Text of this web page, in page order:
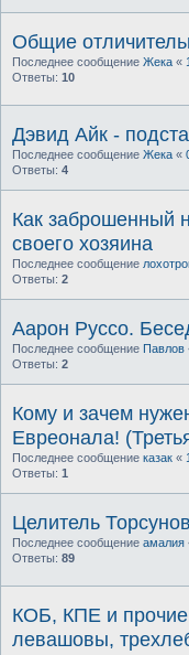
Общие
Последнее сообщение Жека «
Ответы: 10
Дэвид Айк -
Последнее сообщение Жека «
Ответы: 4
Как заброшенный
своего хозяина
Последнее сообщение
Ответы: 2
Аарон Руссо.
Последнее сообщение Павлов
Ответы: 2
Кому и зачем
Евреонала!
Последнее сообщение казак «
Ответы: 1
Целитель
Последнее сообщение амалия
Ответы: 89
КОБ, КПЕ и
левашовы,